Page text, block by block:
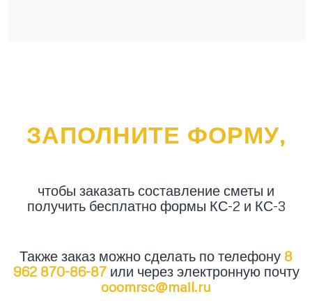
ЗАПОЛНИТЕ ФОРМУ,
чтобы заказать составление сметы и
получить бесплатно формы КС-2 и КС-3
Также заказ можно сделать по телефону 8
962 870-86-87или через электронную почту
ooomrsc@mail.ru